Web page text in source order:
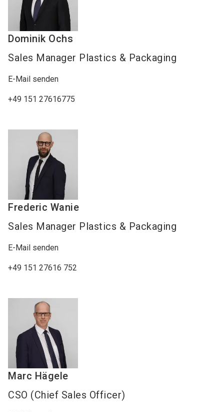
Dominik Ochs
Sales Manager Plastics & Packaging
E-Mail senden
+49 151 27616775
Frederic Wanie
Sales Manager Plastics & Packaging
E-Mail senden
+49 151 27616 752
Marc Hägele
CSO (Chief Sales Officer)